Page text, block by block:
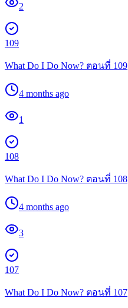
2
109
What Do I Do Now? ตอนที่ 109
4 months ago
1
108
What Do I Do Now? ตอนที่ 108
4 months ago
3
107
What Do I Do Now? ตอนที่ 107